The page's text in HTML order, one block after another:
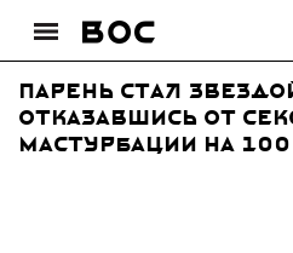
Парень стал
отказавшись от
мастурбации на